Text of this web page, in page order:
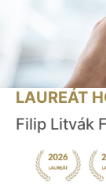
LAUREÁT
Filip Litvák